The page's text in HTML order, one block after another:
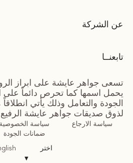
عن الشركة
تابعنــا
تسعى جواهر عايشة على ابراز
يحمل اسمها كما تحرص دائماً على
الجودة والتعامل وذلك يأتي انطلاقاً
لذوق صديقات جواهر عايشة الرفيع.
سياسة الارجاع سياسة الخصوصية
ضمانات الجودة
اختر
▼